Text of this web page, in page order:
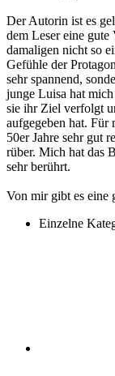
Der Autorin ist es
dem Leser eine
damaligen nicht so
Gefühle der
sehr spannend,
junge Luisa hat
sie ihr Ziel verfolgt
aufgegeben hat. Für
50er Jahre sehr gut
rüber. Mich hat das
sehr berührt.
Von mir gibt es eine
Einzelne